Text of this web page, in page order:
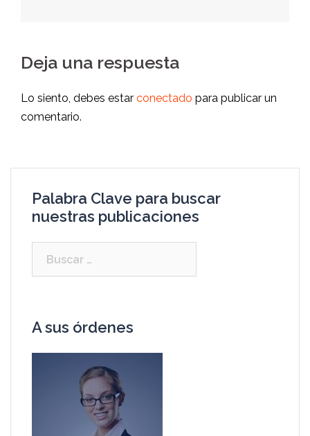
Deja una respuesta
Lo siento, debes estar conectado para publicar un
comentario.
Palabra Clave para buscar
nuestras publicaciones
A sus órdenes